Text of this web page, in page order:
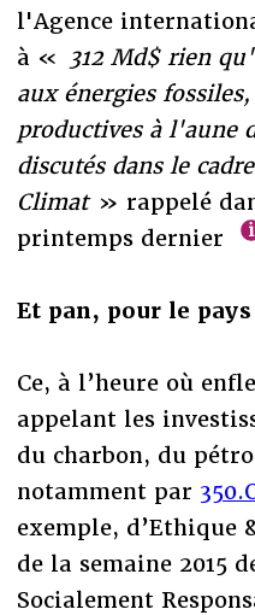
l'Agence
à «
312 Md$ rien
aux énergies
productives à l'aune
discutés dans le
Climat» rappelé
printemps dernier
Et pan, pour le pays
Ce, à l’heure où
appelant les
du charbon, du
notamment par
exemple, d’Ethique
de la semaine 2015
Socialement